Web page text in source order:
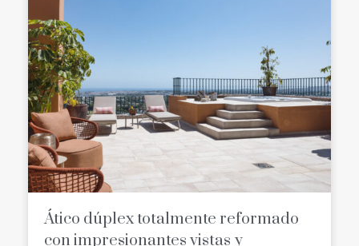
Ático dúplex totalmente reformado
con impresionantes vistas y